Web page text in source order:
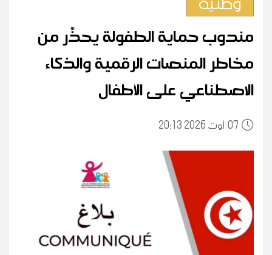
مندوب حماية الطفولة يحذّر من
مخاطر المنصات الرقمية والذكاء
الاصطناعي على الأطفال
0720:13 2026 أوت